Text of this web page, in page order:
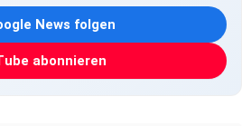
News folgen
abonnieren